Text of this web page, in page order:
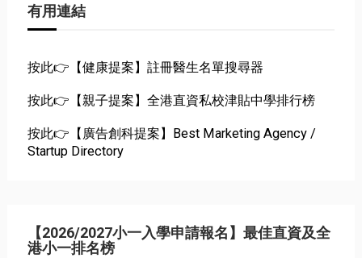
有用連結
按此👉【健康提案】註冊醫生名單搜尋器
按此👉【親子提案】全港直資私校津貼中學排行榜
按此👉【廣告創科提案】Best Marketing Agency /
Startup Directory
【2026/2027小一入學申請報名】最佳直資及全
港小一排名榜